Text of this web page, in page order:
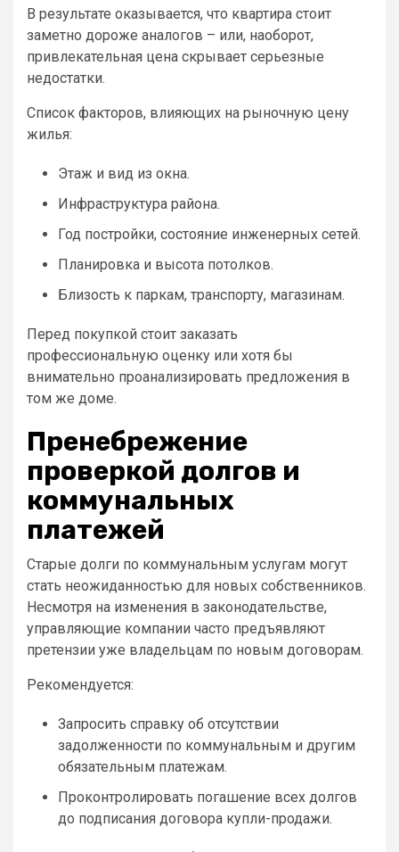
В результате оказывается, что квартира стоит
заметно дороже аналогов – или, наоборот,
привлекательная цена скрывает серьезные
недостатки.
Список факторов, влияющих на рыночную цену
жилья:
Этаж и вид из окна.
Инфраструктура района.
Год постройки, состояние инженерных сетей.
Планировка и высота потолков.
Близость к паркам, транспорту, магазинам.
Перед покупкой стоит заказать
профессиональную оценку или хотя бы
внимательно проанализировать предложения в
том же доме.
Пренебрежение
проверкой долгов и
коммунальных
платежей
Старые долги по коммунальным услугам могут
стать неожиданностью для новых собственников.
Несмотря на изменения в законодательстве,
управляющие компании часто предъявляют
претензии уже владельцам по новым договорам.
Рекомендуется:
Запросить справку об отсутствии
задолженности по коммунальным и другим
обязательным платежам.
Проконтролировать погашение всех долгов
до подписания договора купли-продажи.